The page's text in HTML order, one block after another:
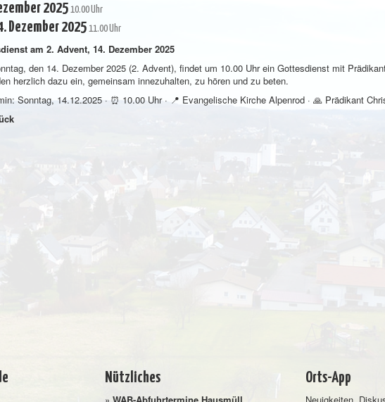
2025 10.00 Uhr
Dezember 2025 11.00 Uhr
am 2. Advent, 14. Dezember 2025
den 14. Dezember 2025 (2. Advent), findet um 10.00 Uhr ein Gottesdienst mit
herzlich dazu ein, gemeinsam innezuhalten, zu hören und zu beten.
Sonntag, 14.12.2025 · ⏰ 10.00 Uhr · 📍 Evangelische Kirche Alpenrod · 🙏 Prädikant
Nützliches
» WAB-Abfuhrtermine Hausmüll
Orts-App
Neuigkeiten,